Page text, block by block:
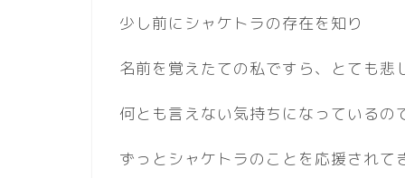
少し前にシャケトラの存在を知り
名前を覚えたての私ですら、とても悲
何とも言えない気持ちになっているの
ずっとシャケトラのことを応援されて